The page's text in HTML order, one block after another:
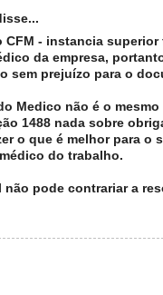
CFM - instancia
da empresa,
sem prejuízo para o
Medico não é o
1488 nada sobre
o que é melhor para o
do trabalho.
não pode contrariar a